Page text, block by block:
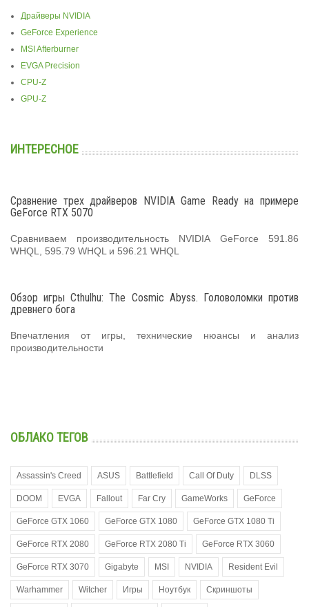
Драйверы NVIDIA
GeForce Experience
MSI Afterburner
EVGA Precision
CPU-Z
GPU-Z
ИНТЕРЕСНОЕ
Сравнение трех драйверов NVIDIA Game Ready на примере
GeForce RTX 5070
Сравниваем производительность NVIDIA GeForce 591.86
WHQL, 595.79 WHQL и 596.21 WHQL
Обзор игры Cthulhu: The Cosmic Abyss. Головоломки против
древнего бога
Впечатления от игры, технические нюансы и анализ
производительности
ОБЛАКО ТЕГОВ
Assassin's Creed ASUS Battlefield Call Of Duty DLSS
DOOM EVGA Fallout Far Cry GameWorks GeForce
GeForce GTX 1060 GeForce GTX 1080 GeForce GTX 1080 Ti
GeForce RTX 2080 GeForce RTX 2080 Ti GeForce RTX 3060
GeForce RTX 3070 Gigabyte MSI NVIDIA Resident Evil
Warhammer Witcher Игры Ноутбук Скриншоты